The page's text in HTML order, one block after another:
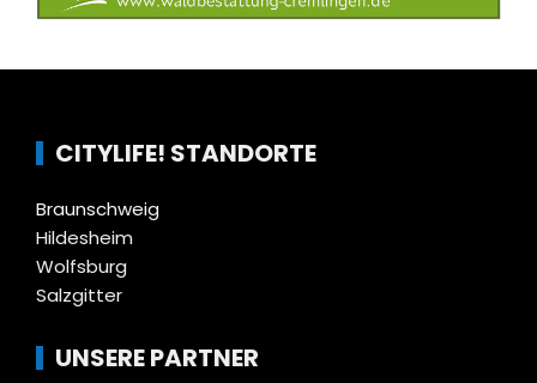
CITYLIFE! STANDORTE
Braunschweig
Hildesheim
Wolfsburg
Salzgitter
UNSERE PARTNER